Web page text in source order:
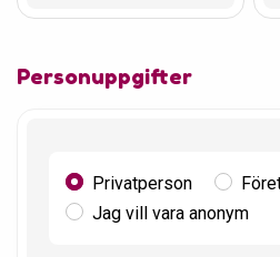
Personuppgifter
Privatperson
Jag vill vara anonym